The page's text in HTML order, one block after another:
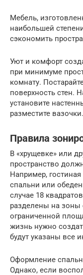
Мебель,
наибольшей
сэкономить
Уют и комфорт
при минимуме
комнату.
поверхность стен.
установите
разместите вазочки.
Правила
В «хрущевке» или
пространство
Например,
спальни или
случае 18
разделены на зоны
ограниченной
жизнь нужно
будут указаны все
Оформление
Однако, если